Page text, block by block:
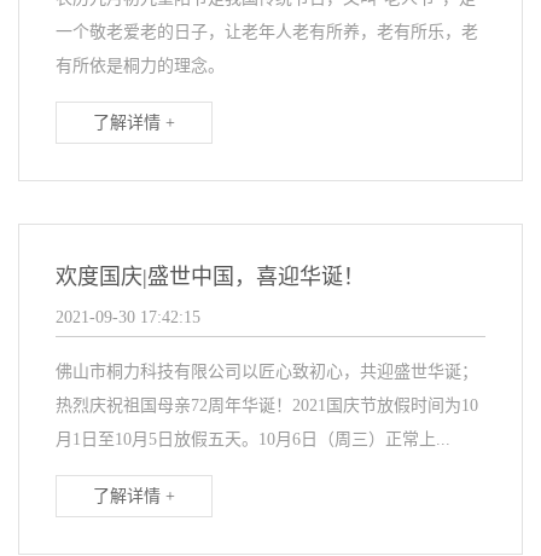
一个敬老爱老的日子，让老年人老有所养，老有所乐，老
有所依是桐力的理念。
了解详情 +
欢度国庆|盛世中国，喜迎华诞！
2021-09-30 17:42:15
佛山市桐力科技有限公司以匠心致初心，共迎盛世华诞；
热烈庆祝祖国母亲72周年华诞！2021国庆节放假时间为10
月1日至10月5日放假五天。10月6日（周三）正常上...
了解详情 +